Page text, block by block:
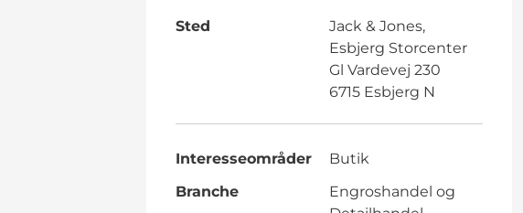
Sted
Jack & Jones,
Esbjerg Storcenter
Gl Vardevej 230
6715 Esbjerg N
Interesseområder
Butik
Branche
Engroshandel og